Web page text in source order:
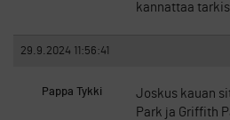
kannattaa
29.9.2024 11:56:41
Pappa Tykki
Joskus kauan
Park ja Griffith